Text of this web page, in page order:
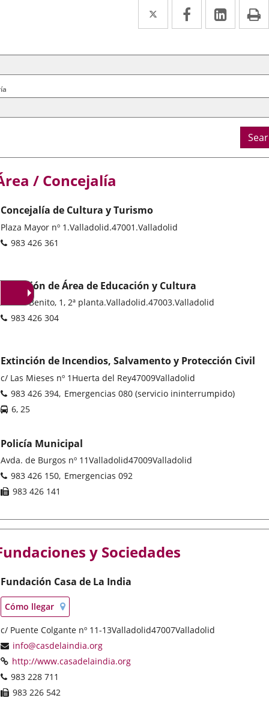
Twitter
Enlace
a
una
aplicación
Facebook
Enlace
a
una
aplicación
Enlace
a
una
/ Concejalía
Concejalía de Cultura y Turismo
Postal
address
Plaza Mayor nº 1.Valladolid.47001.Valladolid
Phones
983 426 361
Dirección de Área de Educación y Cultura
address
C/ San Benito, 1, 2ª planta.Valladolid.47003.Valladolid
Phones
983 426 304
Extinción de Incendios, Salvamento y Protección Civil
Postal
address
c/ Las Mieses nº 1 Huerta del Rey47009Valladolid
Phones
983 426 394 Emergencias 080 (servicio ininterrumpido)
Líneas
6, 25
Policía Municipal
Postal
address
Avda. de Burgos nº 11Valladolid47009Valladolid
Phones
983 426 150 Emergencias 092
Fax
983 426 141
y Sociedades
Fundación Casa de La India
Localización
en
mapa
Cómo llegar Enlace
a
una
aplicación
Postal
address
c/ Puente Colgante nº 11-13Valladolid47007Valladolid
Email
info@casdelaindia.org
Web
http://www.casadelaindia.orgEnlace
Phones
983 228 711
Fax
983 226 542